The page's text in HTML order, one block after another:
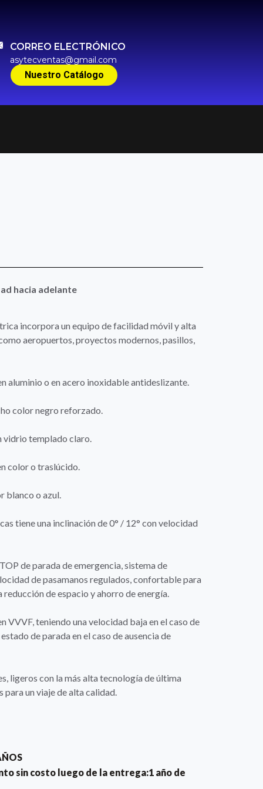
CORREO ELECTRÓNICO
asytecventas@gmail.com
Nuestro Catálogo
hacia adelante
incorpora un equipo de facilidad móvil y alta
aeropuertos, proyectos modernos, pasillos,
aluminio o en acero inoxidable antideslizante.
color negro reforzado.
vidrio templado claro.
color o traslúcido.
blanco o azul.
tiene una inclinación de 0° / 12° con velocidad
de parada de emergencia, sistema de
de pasamanos regulados, confortable para
de espacio y ahorro de energía.
VVVF, teniendo una velocidad baja en el caso de
de parada en el caso de ausencia de
ligeros con la más alta tecnología de última
un viaje de alta calidad.
sin costo luego de la entrega:1 año de